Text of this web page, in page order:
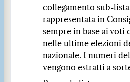
collegamento sub-
rappresentata in
sempre in base ai
nelle ultime elezioni
nazionale. I numeri
vengono estratti a